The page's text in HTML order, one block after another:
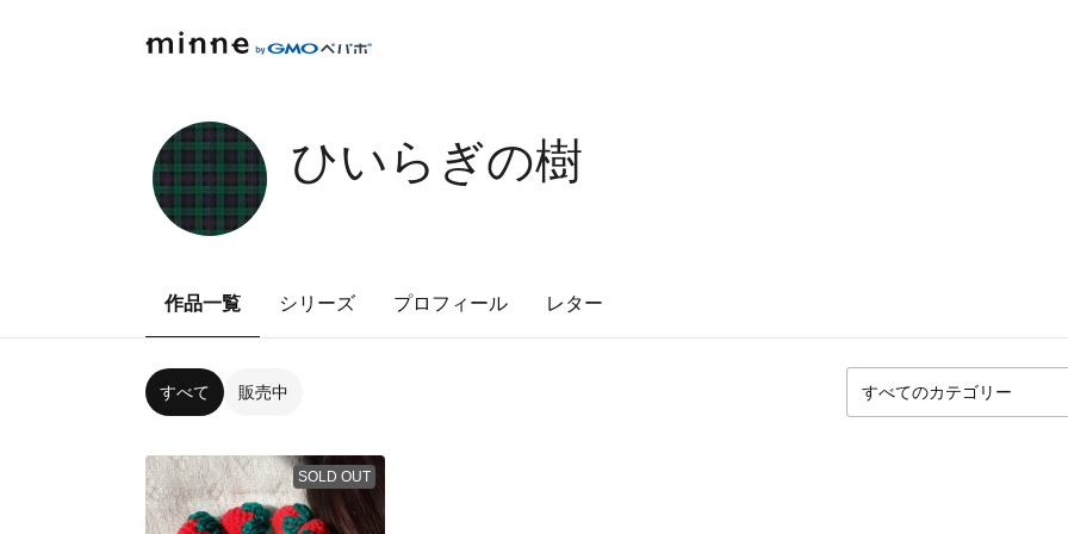
ひいらぎの樹
作品一覧 シリーズ プロフィール レター
すべて 販売中
SOLD OUT